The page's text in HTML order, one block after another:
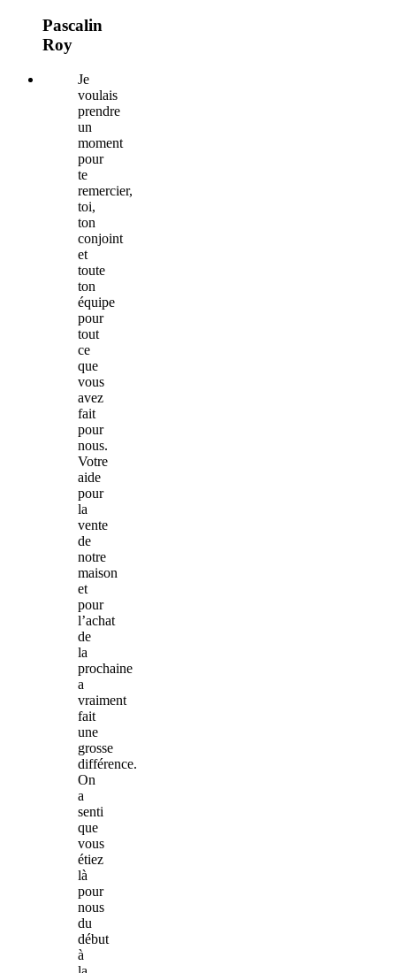
Pascalin
Roy
Je
voulais
prendre
un
moment
pour
te
remercier,
toi,
ton
conjoint
et
toute
ton
équipe
pour
tout
ce
que
vous
avez
fait
pour
nous.
Votre
aide
pour
la
vente
de
notre
maison
et
pour
l’achat
de
la
prochaine
a
vraiment
fait
une
grosse
différence.
On
a
senti
que
vous
étiez
là
pour
nous
du
début
à